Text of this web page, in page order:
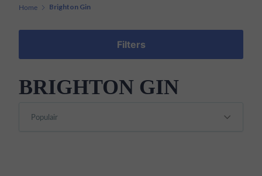
Home Brighton Gin
Filters
BRIGHTON GIN